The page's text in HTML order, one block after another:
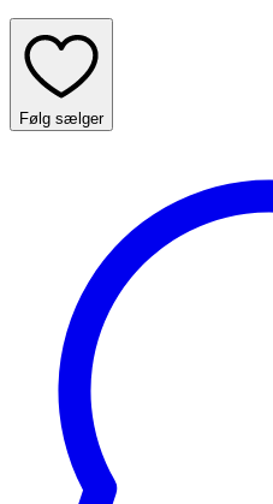
Følg sælger